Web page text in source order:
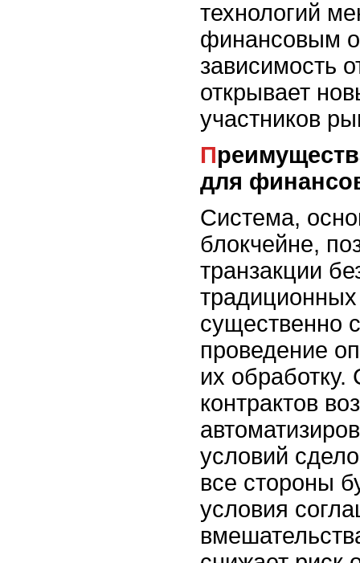
технологий
финансовым
зависимость
открывает
участников
Преимущества децентрализации
для
Система,
блокчейне,
транзакции
существенно
проведение
их
контрактов
условий
все стороны
условия